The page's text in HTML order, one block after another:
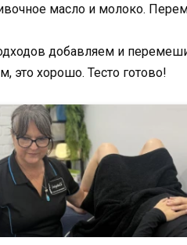
масло и молоко.
добавляем и
это хорошо. Тесто готово!